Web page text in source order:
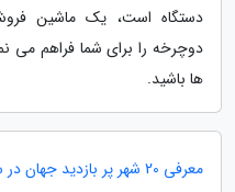
دستگاه است، یک ماشین
دوچرخه را برای شما فراهم می
ها باشید.
معرفی 20 شهر پر بازدید جهان در سال 2021